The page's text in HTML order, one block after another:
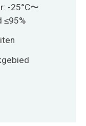
-25°C〜
≤95%